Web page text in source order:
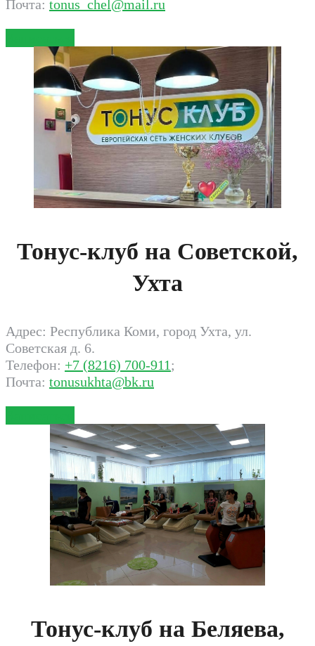
Почта: tonus_chel@mail.ru
Тонус-клуб на Советской,
Ухта
Адрес: Республика Коми, город Ухта, ул.
Советская д. 6.
Телефон: +7 (8216) 700-911;
Почта: tonusukhta@bk.ru
Тонус-клуб на Беляева,